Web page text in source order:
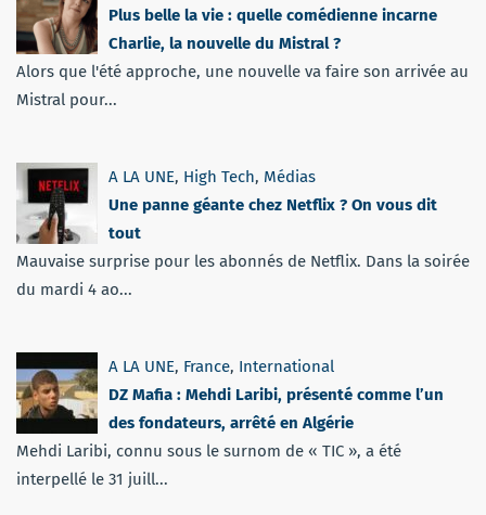
Plus belle la vie : quelle comédienne incarne
Charlie, la nouvelle du Mistral ?
Alors que l'été approche, une nouvelle va faire son arrivée au
Mistral pour...
A LA UNE, High Tech, Médias
Une panne géante chez Netflix ? On vous dit
tout
Mauvaise surprise pour les abonnés de Netflix. Dans la soirée
du mardi 4 ao...
A LA UNE, France, International
DZ Mafia : Mehdi Laribi, présenté comme l’un
des fondateurs, arrêté en Algérie
Mehdi Laribi, connu sous le surnom de « TIC », a été
interpellé le 31 juill...